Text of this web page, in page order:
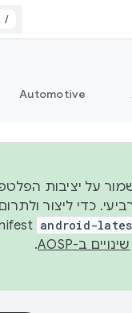
/
Automotive
ולשמור על יציבות
android-
שינויים ב-AOSP .